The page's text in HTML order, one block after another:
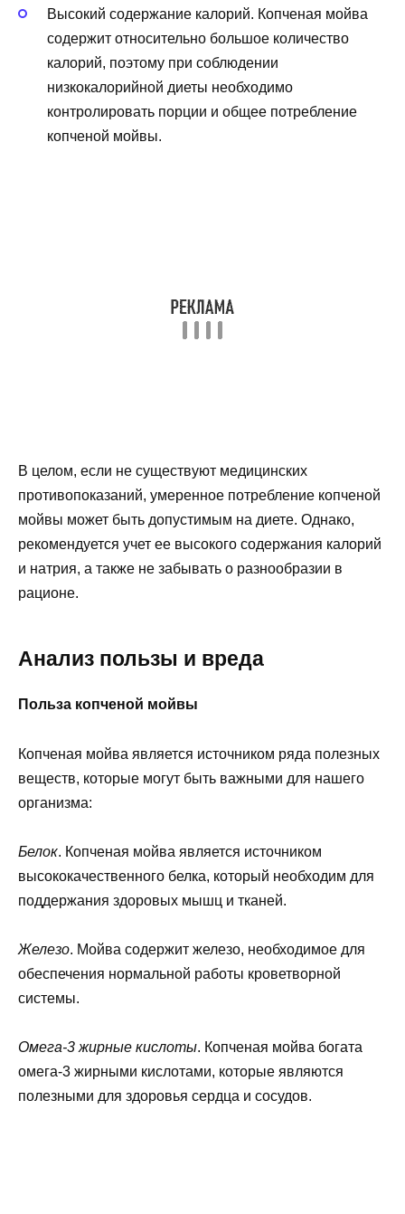
Высокий содержание калорий. Копченая мойва
содержит относительно большое количество
калорий, поэтому при соблюдении
низкокалорийной диеты необходимо
контролировать порции и общее потребление
копченой мойвы.
В целом, если не существуют медицинских
противопоказаний, умеренное потребление копченой
мойвы может быть допустимым на диете. Однако,
рекомендуется учет ее высокого содержания калорий
и натрия, а также не забывать о разнообразии в
рационе.
Анализ пользы и вреда
Польза копченой мойвы
Копченая мойва является источником ряда полезных
веществ, которые могут быть важными для нашего
организма:
Белок. Копченая мойва является источником
высококачественного белка, который необходим для
поддержания здоровых мышц и тканей.
Железо. Мойва содержит железо, необходимое для
обеспечения нормальной работы кроветворной
системы.
Омега-3 жирные кислоты. Копченая мойва богата
омега-3 жирными кислотами, которые являются
полезными для здоровья сердца и сосудов.